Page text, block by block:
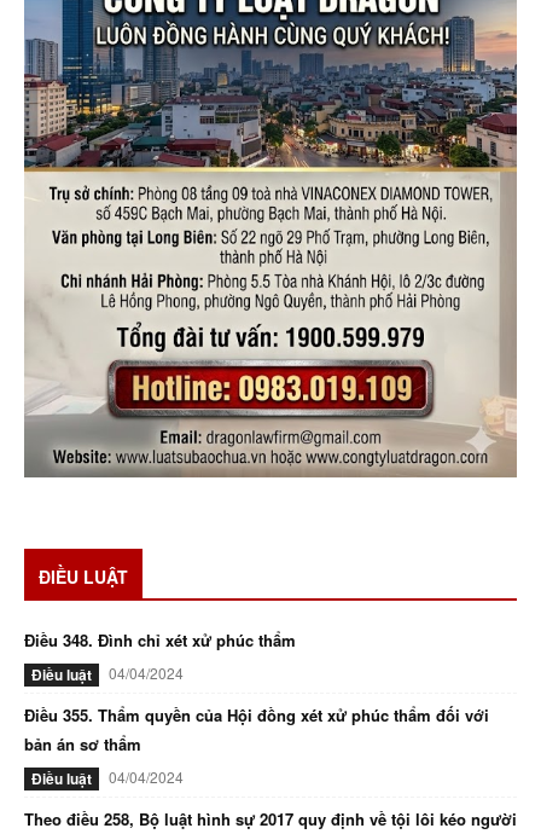
ĐIỀU LUẬT
Điều 348. Đình chỉ xét xử phúc thẩm
Điều luật 04/04/2024
Điều 355. Thẩm quyền của Hội đồng xét xử phúc thẩm đối với
bản án sơ thẩm
Điều luật 04/04/2024
Theo điều 258, Bộ luật hình sự 2017 quy định về tội lôi kéo người